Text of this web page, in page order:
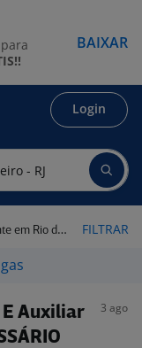
Login
Janeiro - RJ FILTRAR
Auxiliar
3 ago
BAIXAR